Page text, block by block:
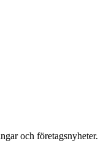
och företagsnyheter.